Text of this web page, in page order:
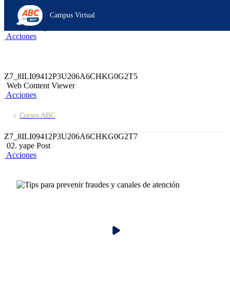
Z6_8ILI09412P3U206A6CHKG0G2D1
Z7_8ILI09412P3U206A6CHKG0G2T6
header-campus-virtual-abc
Acciones
Campus Virtual
Z7_8ILI09412P3U206A6CHKG0G2T5
Web Content Viewer
Acciones
Cursos ABC
Z7_8ILI09412P3U206A6CHKG0G2T7
02. yape Post
Acciones